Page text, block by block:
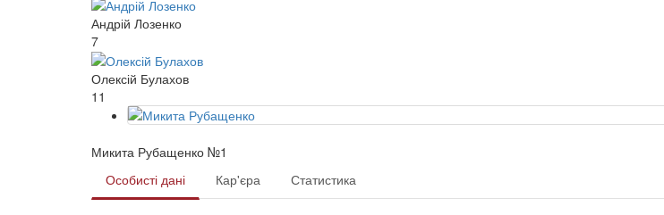
Андрій Лозенко
7
Олексій Булахов
11
Микита Рубащенко №1
Особисті дані
Кар'єра Статистика